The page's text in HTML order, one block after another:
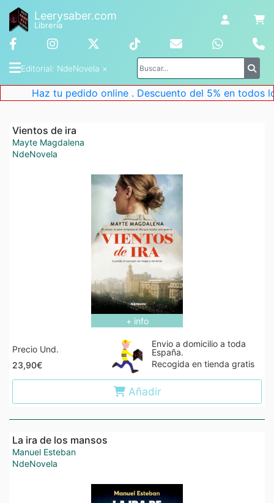
Leerysaber.com
Librería
Editorial: NdeNovela ×
Haz tu pedido online . Descuento del 5% en todos
Vientos de ira
Mayte Magdalena
NdeNovela
+ info
Precio Und.
23,90€
Envio a domicilio a toda
España.
Recogida en tienda gratis
Añadir
La ira de los mansos
Manuel Esteban
NdeNovela